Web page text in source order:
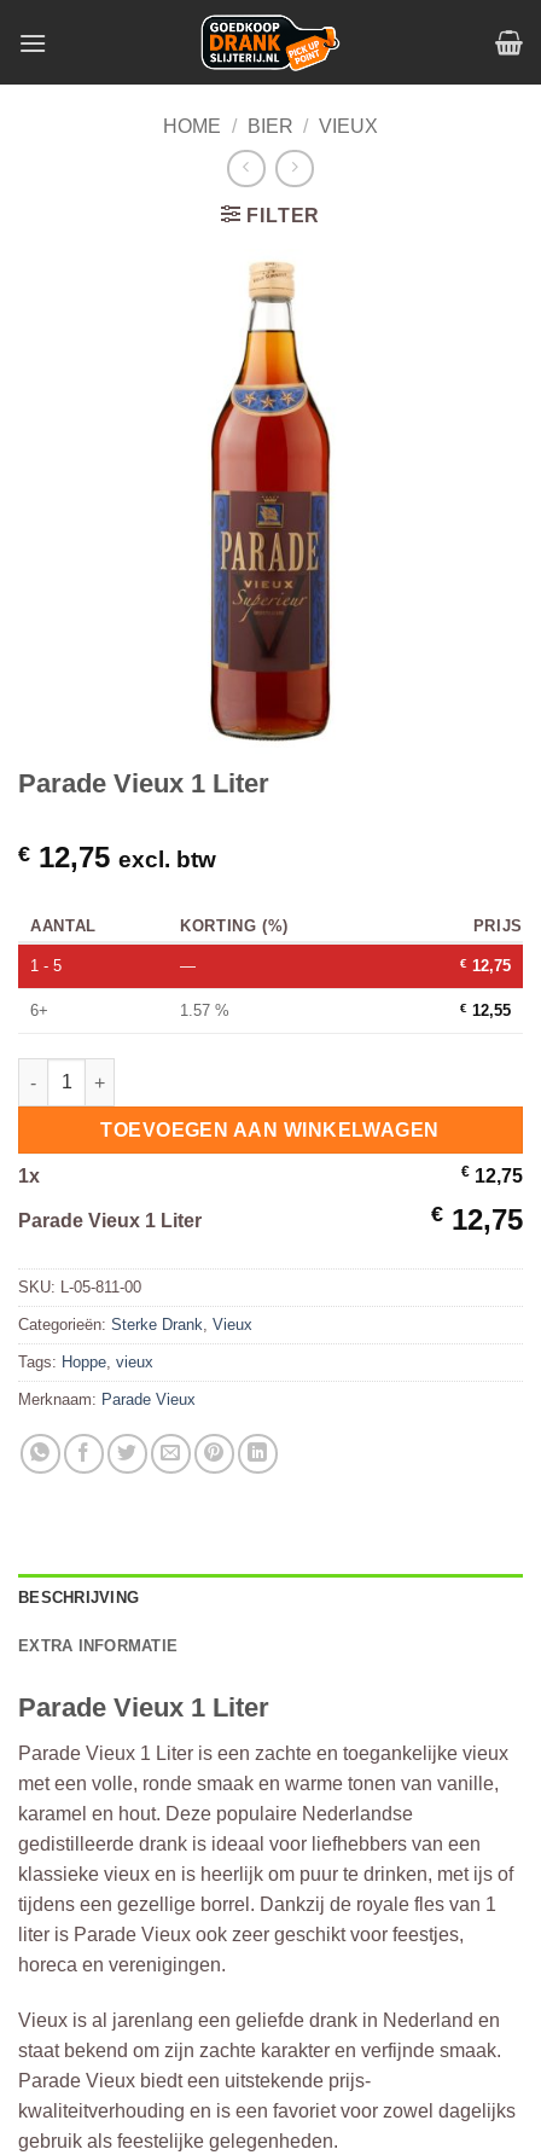
HOME / BIER / VIEUX
FILTER
Parade Vieux 1 Liter
€ 12,75 excl. btw
AANTAL KORTING (%) PRIJS
1 - 5 — € 12,75
6+ 1.57 % € 12,55
Parade Vieux 1 Liter hoeveelheid
TOEVOEGEN AAN WINKELWAGEN
1x € 12,75
Parade Vieux 1 Liter € 12,75
SKU: L-05-811-00
Categorieën: Sterke Drank Vieux
Tags: Hoppe vieux
Merknaam: Parade Vieux
BESCHRIJVING
EXTRA INFORMATIE
Parade Vieux 1 Liter
Parade Vieux 1 Liter is een zachte en toegankelijke vieux
met een volle, ronde smaak en warme tonen van vanille,
karamel en hout. Deze populaire Nederlandse
gedistilleerde drank is ideaal voor liefhebbers van een
klassieke vieux en is heerlijk om puur te drinken, met ijs of
tijdens een gezellige borrel. Dankzij de royale fles van 1
liter is Parade Vieux ook zeer geschikt voor feestjes,
horeca en verenigingen.
Vieux is al jarenlang een geliefde drank in Nederland en
staat bekend om zijn zachte karakter en verfijnde smaak.
Parade Vieux biedt een uitstekende prijs-
kwaliteitverhouding en is een favoriet voor zowel dagelijks
gebruik als feestelijke gelegenheden.